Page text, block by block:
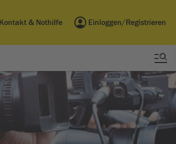
Kontakt & Nothilfe Einloggen/Registrieren